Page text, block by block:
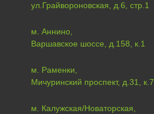
ул.Грайвороновская, д.6, стр.1
м. Аннино,
Варшавское шоссе, д.158, к.1
м. Раменки,
Мичуринский проспект, д.31, к.7
м. Калужская/Новаторская,